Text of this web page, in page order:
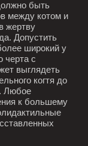
быть
между котом и
жертву
Допустить
широкий у
черта с
выглядеть
когтя до
Любое
к большему